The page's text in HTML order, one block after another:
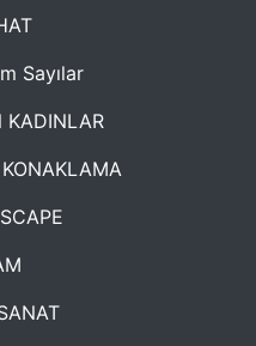
Sayılar
KADINLAR